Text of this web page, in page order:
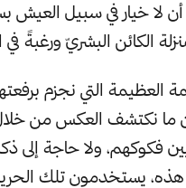
لا خيار في سبيل العيش
الكائن البشريّ ورغبةً
العظيمة التي نجزم
ما نكتشف العكس من
فكوكهم، ولا حاجة إلى
يستخدمون تلك